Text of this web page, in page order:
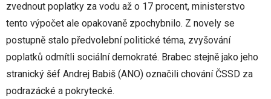
zvednout poplatky za vodu až o 17 procent, ministerstvo
tento výpočet ale opakovaně zpochybnilo. Z novely se
postupně stalo předvolební politické téma, zvyšování
poplatků odmítli sociální demokraté. Brabec stejně jako jeho
stranický šéf Andrej Babiš (ANO) označili chování ČSSD za
podrazácké a pokrytecké.